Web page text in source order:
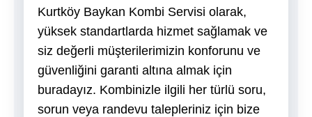
Kurtköy Baykan Kombi Servisi olarak,
yüksek standartlarda hizmet sağlamak ve
siz değerli müşterilerimizin konforunu ve
güvenliğini garanti altına almak için
buradayız. Kombinizle ilgili her türlü soru,
sorun veya randevu talepleriniz için bize